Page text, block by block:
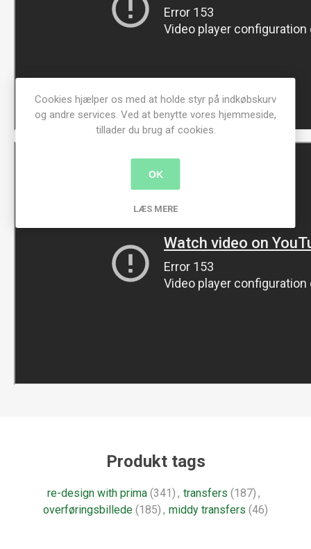
Produkt tags
re-design with prima (341) , transfers (187) ,
overføringsbillede (185) , middy transfers (46)
Cookies hjælper os med at holde styr på indkøbskurv
og andre services. Ved at benytte vores hjemmeside,
tillader du brug af cookies.
OK
LÆS MERE